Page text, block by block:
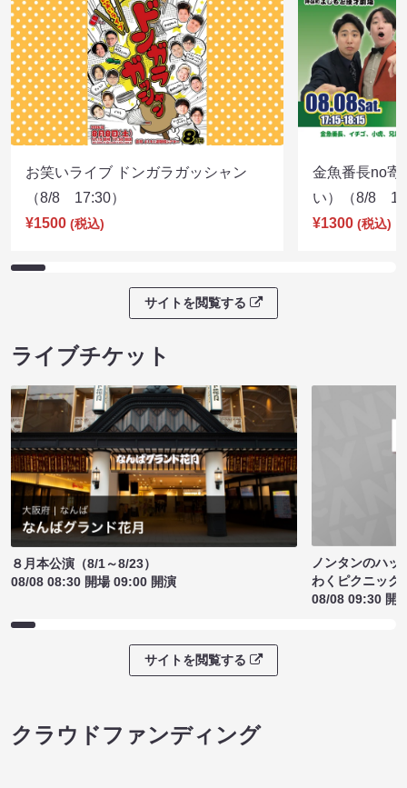
お笑いライブ ドンガラガッシャン
（8/8 17:30）
¥1500 (税込)
金魚番長no寄
い）（8/8
¥1300 (税込)
サイトを閲覧する
ライブチケット
８月本公演（8/1～8/23）
08/08 08:30 開場 09:00 開演
ノンタンのハッ
わくピクニック
08/08 09:30 開
サイトを閲覧する
クラウドファンディング